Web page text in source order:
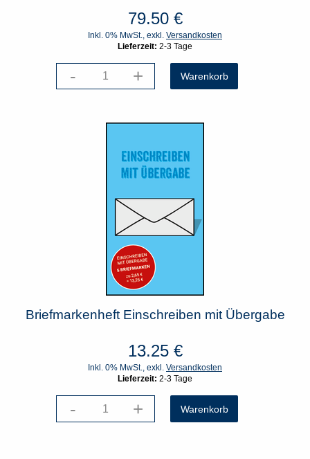
79.50 €
Inkl. 0% MwSt., exkl. Versandkosten
Lieferzeit: 2-3 Tage
- +
Briefmarkenheft Einschreiben mit Übergabe
13.25 €
Inkl. 0% MwSt., exkl. Versandkosten
Lieferzeit: 2-3 Tage
- +